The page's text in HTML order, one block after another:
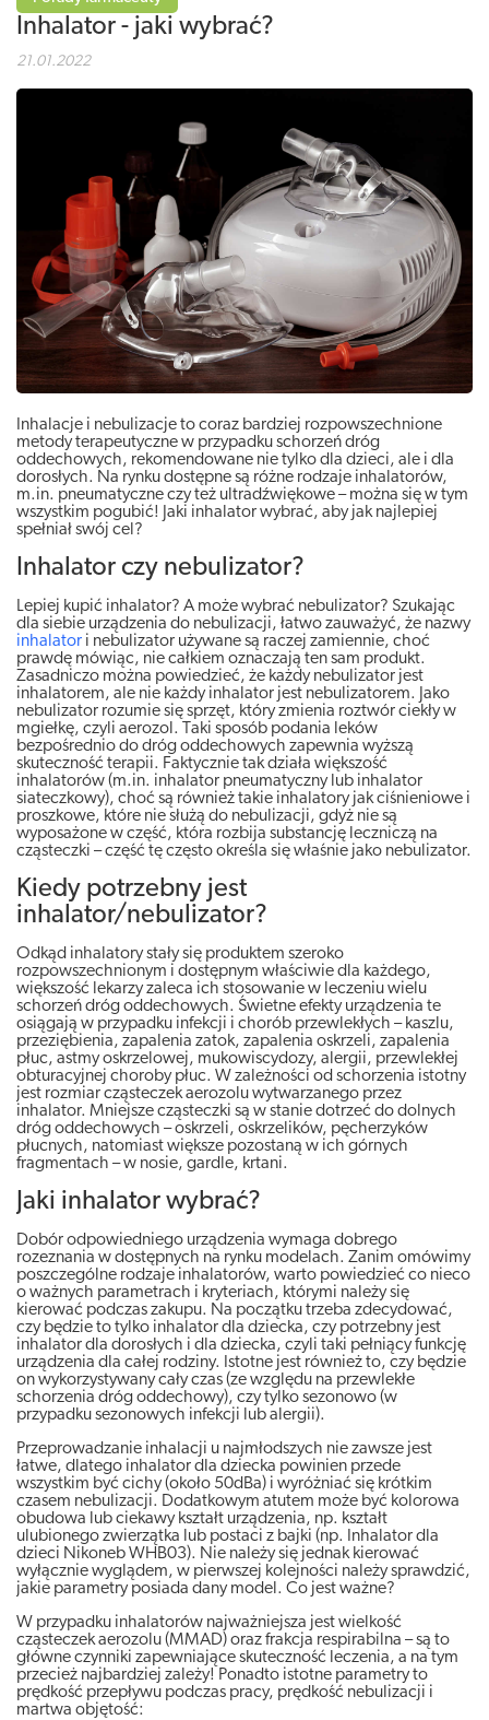
Inhalator - jaki wybrać?
21.01.2022
Inhalacje i nebulizacje to coraz bardziej rozpowszechnione
metody terapeutyczne w przypadku schorzeń dróg
oddechowych, rekomendowane nie tylko dla dzieci, ale i dla
dorosłych. Na rynku dostępne są różne rodzaje inhalatorów,
m.in. pneumatyczne czy też ultradźwiękowe – można się w tym
wszystkim pogubić! Jaki inhalator wybrać, aby jak najlepiej
spełniał swój cel?
Inhalator czy nebulizator?
Lepiej kupić inhalator? A może wybrać nebulizator? Szukając
dla siebie urządzenia do nebulizacji, łatwo zauważyć, że nazwy
inhalator i nebulizator używane są raczej zamiennie, choć
prawdę mówiąc, nie całkiem oznaczają ten sam produkt.
Zasadniczo można powiedzieć, że każdy nebulizator jest
inhalatorem, ale nie każdy inhalator jest nebulizatorem. Jako
nebulizator rozumie się sprzęt, który zmienia roztwór ciekły w
mgiełkę, czyli aerozol. Taki sposób podania leków
bezpośrednio do dróg oddechowych zapewnia wyższą
skuteczność terapii. Faktycznie tak działa większość
inhalatorów (m.in. inhalator pneumatyczny lub inhalator
siateczkowy), choć są również takie inhalatory jak ciśnieniowe i
proszkowe, które nie służą do nebulizacji, gdyż nie są
wyposażone w część, która rozbija substancję leczniczą na
cząsteczki – część tę często określa się właśnie jako nebulizator.
Kiedy potrzebny jest
inhalator/nebulizator?
Odkąd inhalatory stały się produktem szeroko
rozpowszechnionym i dostępnym właściwie dla każdego,
większość lekarzy zaleca ich stosowanie w leczeniu wielu
schorzeń dróg oddechowych. Świetne efekty urządzenia te
osiągają w przypadku infekcji i chorób przewlekłych – kaszlu,
przeziębienia, zapalenia zatok, zapalenia oskrzeli, zapalenia
płuc, astmy oskrzelowej, mukowiscydozy, alergii, przewlekłej
obturacyjnej choroby płuc. W zależności od schorzenia istotny
jest rozmiar cząsteczek aerozolu wytwarzanego przez
inhalator. Mniejsze cząsteczki są w stanie dotrzeć do dolnych
dróg oddechowych – oskrzeli, oskrzelików, pęcherzyków
płucnych, natomiast większe pozostaną w ich górnych
fragmentach – w nosie, gardle, krtani.
Jaki inhalator wybrać?
Dobór odpowiedniego urządzenia wymaga dobrego
rozeznania w dostępnych na rynku modelach. Zanim omówimy
poszczególne rodzaje inhalatorów, warto powiedzieć co nieco
o ważnych parametrach i kryteriach, którymi należy się
kierować podczas zakupu. Na początku trzeba zdecydować,
czy będzie to tylko inhalator dla dziecka, czy potrzebny jest
inhalator dla dorosłych i dla dziecka, czyli taki pełniący funkcję
urządzenia dla całej rodziny. Istotne jest również to, czy będzie
on wykorzystywany cały czas (ze względu na przewlekłe
schorzenia dróg oddechowy), czy tylko sezonowo (w
przypadku sezonowych infekcji lub alergii).
Przeprowadzanie inhalacji u najmłodszych nie zawsze jest
łatwe, dlatego inhalator dla dziecka powinien przede
wszystkim być cichy (około 50dBa) i wyróżniać się krótkim
czasem nebulizacji. Dodatkowym atutem może być kolorowa
obudowa lub ciekawy kształt urządzenia, np. kształt
ulubionego zwierzątka lub postaci z bajki (np. Inhalator dla
dzieci Nikoneb WHB03). Nie należy się jednak kierować
wyłącznie wyglądem, w pierwszej kolejności należy sprawdzić,
jakie parametry posiada dany model. Co jest ważne?
W przypadku inhalatorów najważniejsza jest wielkość
cząsteczek aerozolu (MMAD) oraz frakcja respirabilna – są to
główne czynniki zapewniające skuteczność leczenia, a na tym
przecież najbardziej zależy! Ponadto istotne parametry to
prędkość przepływu podczas pracy, prędkość nebulizacji i
martwa objętość: